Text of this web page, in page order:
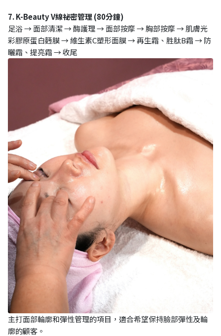
7. K-Beauty V線祕密管理 (80分鐘)
足浴 → 面部清潔 → 酶護理 → 面部按摩 → 胸部按摩 → 肌膚光
彩膠原蛋白麪膜 → 維生素C塑形面膜 → 再生霜、胜肽B霜 → 防
曬霜、提亮霜 → 收尾
主打面部輪廓和彈性管理的項目，適合希望保持臉部彈性及輪
廓的顧客。